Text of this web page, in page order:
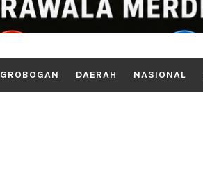
GROBOGAN DAERAH NASIONAL